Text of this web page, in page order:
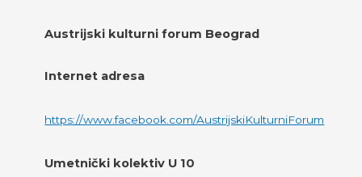
Austrijski kulturni forum Beograd
Internet adresa
https://www.facebook.com/AustrijskiKulturniForum
Umetnički kolektiv U 10